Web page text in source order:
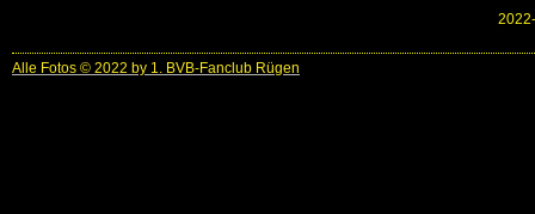
Alle Fotos © 2022 by 1. BVB-Fanclub Rügen